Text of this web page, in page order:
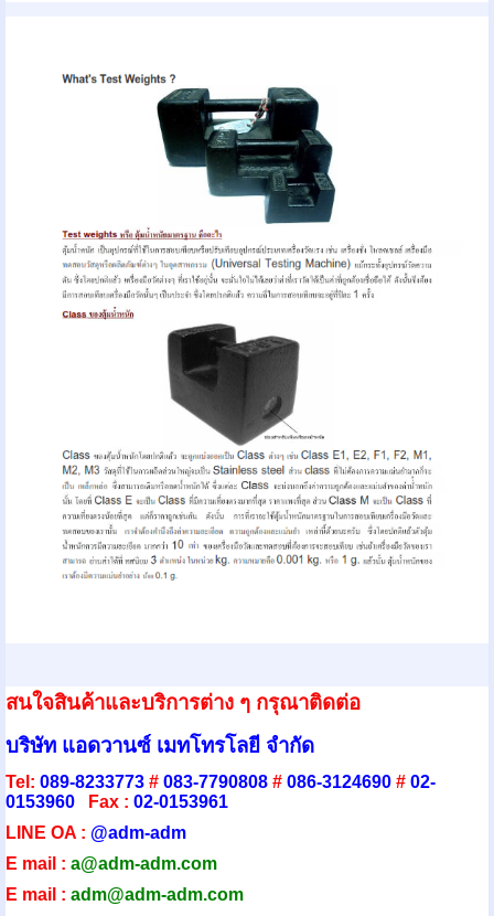
สนใจสินค้าและบริการต่าง ๆ กรุณาติดต่อ
บริษัท แอดวานซ์ เมทโทรโลยี จำกัด
Tel: 089-8233773# 083-7790808# 086-3124690# 02-
0153960Fax : 02-0153961
LINE OA : @adm-adm
E mail : a@adm-adm.com
E mail : adm@adm-adm.com